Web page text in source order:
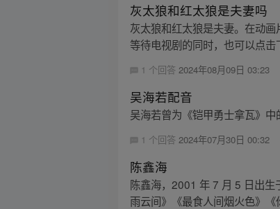
灰太狼和红太狼是夫妻吗
灰太狼和红太狼是夫妻。在动
等待电视剧的同时，也可以点
1 个回答 2024年08月09日 03:23
吴海若配音
吴海若曾为《铠甲勇士拿瓦》
1 个回答 2024年07月30日 00:32
陈鑫海
陈鑫海，2001 年 7 月 5 日出生
雨云间》《最食人间烟火色》